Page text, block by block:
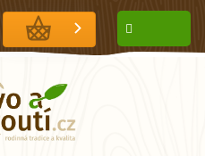
NÁKUPNÍ
KOŠÍK